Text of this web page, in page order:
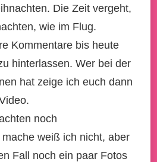
Die Zeit vergeht,
wie im Flug.
Kommentare bis heute
hinterlassen. Wer bei der
hat zeige ich euch dann
noch
weiß ich nicht, aber
Fall noch ein paar Fotos